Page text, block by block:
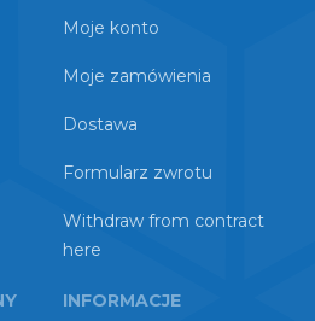
Moje konto
Moje zamówienia
Dostawa
Formularz zwrotu
Withdraw from contract
here
INFORMACJE